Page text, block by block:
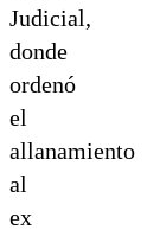
Judicial,
donde
ordenó
el
allanamiento
al
ex